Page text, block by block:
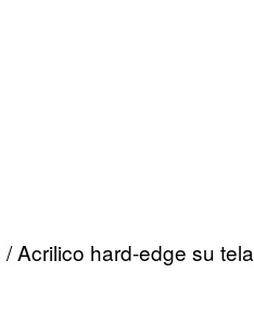
Acrilico hard-edge su tela